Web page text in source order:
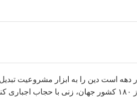
چهار دهه است دین را به ابزار مشروعیت
ابتدای اسلام، روز مردم بوده نه روز حکومت‌ها. دعاکنندگانی از ۱۸۰